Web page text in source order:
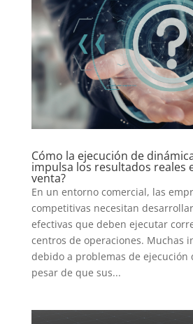
Cómo la ejecución de
impulsa los resultados reales
venta?
En un entorno comercial, las
competitivas necesitan
efectivas que deben ejecutar
centros de operaciones. Muchas
debido a problemas de ejecución
pesar de que sus...